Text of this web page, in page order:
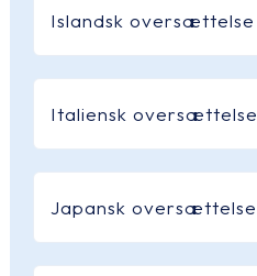
Islandsk oversættelse
Italiensk oversættelse
Japansk oversættelse